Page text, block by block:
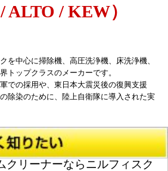
/ ALTO / KEW）
を中心に掃除機、高圧洗浄機、床洗浄機、
トップクラスのメーカーです。
での採用や、東日本大震災後の復興支援
除染のために、陸上自衛隊に導入された実
クリーナーならニルフィスク